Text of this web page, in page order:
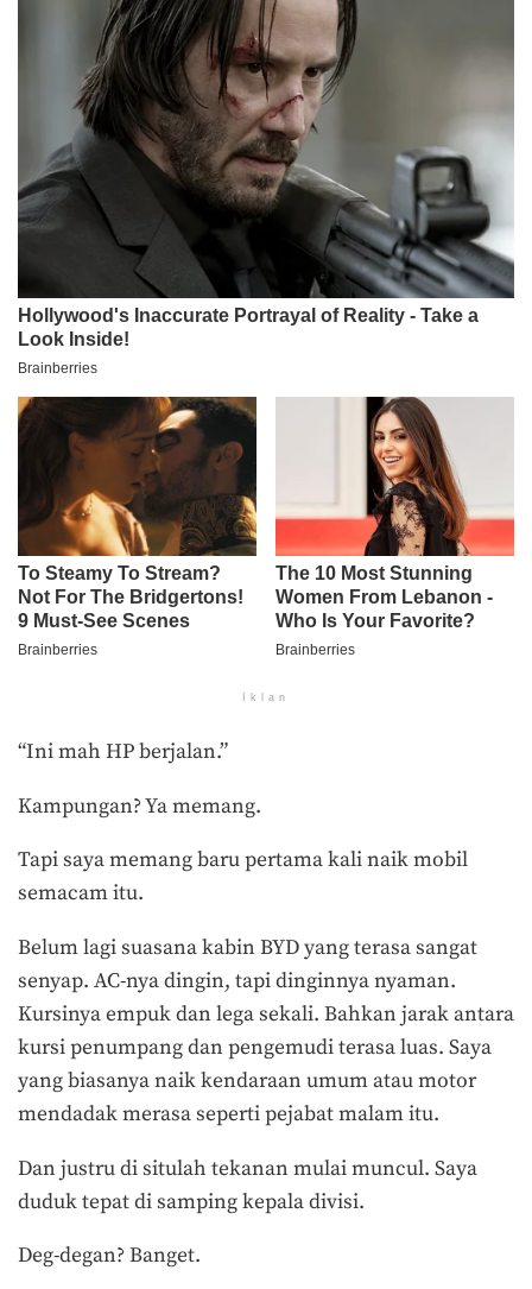
Iklan
“Ini mah HP berjalan.”
Kampungan? Ya memang.
Tapi saya memang baru pertama kali naik mobil
semacam itu.
Belum lagi suasana kabin BYD yang terasa sangat
senyap. AC-nya dingin, tapi dinginnya nyaman.
Kursinya empuk dan lega sekali. Bahkan jarak antara
kursi penumpang dan pengemudi terasa luas. Saya
yang biasanya naik kendaraan umum atau motor
mendadak merasa seperti pejabat malam itu.
Dan justru di situlah tekanan mulai muncul. Saya
duduk tepat di samping kepala divisi.
Deg-degan? Banget.